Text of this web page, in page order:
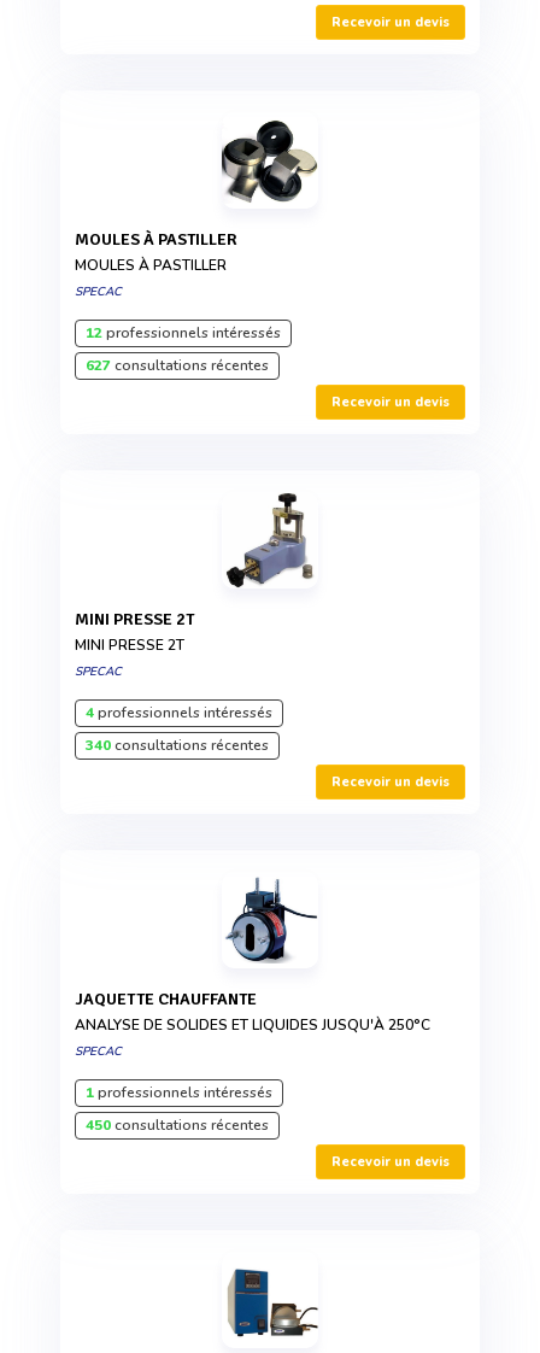
Recevoir un devis
MOULES À PASTILLER
MOULES À PASTILLER
SPECAC
12professionnels intéressés
627consultations récentes
Recevoir un devis
MINI PRESSE 2T
MINI PRESSE 2T
SPECAC
4professionnels intéressés
340consultations récentes
Recevoir un devis
JAQUETTE CHAUFFANTE
ANALYSE DE SOLIDES ET LIQUIDES JUSQU'À 250°C
SPECAC
1professionnels intéressés
450consultations récentes
Recevoir un devis